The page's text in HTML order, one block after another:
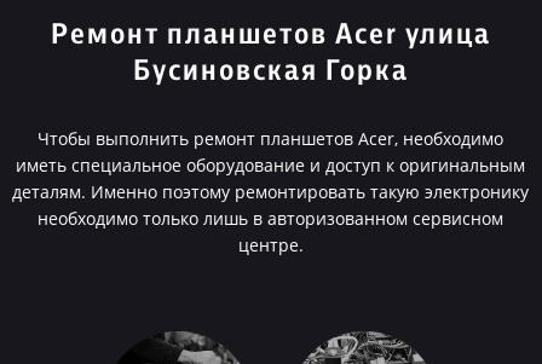
Ремонт планшетов Acer улица
Бусиновская Горка
Чтобы выполнить ремонт планшетов Acer, необходимо
иметь специальное оборудование и доступ к оригинальным
деталям. Именно поэтому ремонтировать такую электронику
необходимо только лишь в авторизованном сервисном
центре.